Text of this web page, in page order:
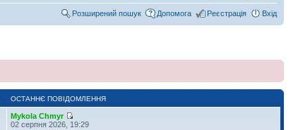
Розширений пошук Допомога Реєстрація Вхід
ОСТАННЄ ПОВІДОМЛЕННЯ
Mykola Chmyr
02 серпня 2026, 19:29